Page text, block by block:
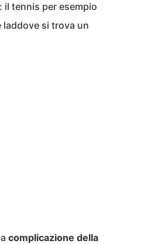
il tennis per esempio
laddove si trova un
complicazione della